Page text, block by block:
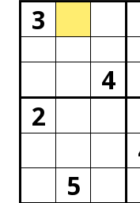
3
4
2
5